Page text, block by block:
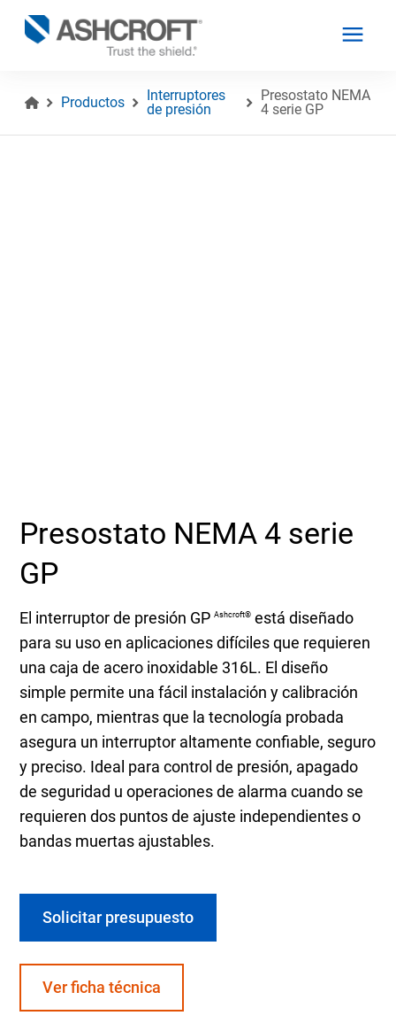
Carreras profesionales
Póngase en contacto
Solicitar cotización
Productos
Interruptores
de presión
Presostato NEMA
4 serie GP
Presostato NEMA 4 serie
GP
El interruptor de presión GPAshcroft® está diseñado
para su uso en aplicaciones difíciles que requieren
una caja de acero inoxidable 316L. El diseño
simple permite una fácil instalación y calibración
en campo, mientras que la tecnología probada
asegura un interruptor altamente confiable, seguro
y preciso. Ideal para control de presión, apagado
de seguridad u operaciones de alarma cuando se
requieren dos puntos de ajuste independientes o
bandas muertas ajustables.
Solicitar presupuesto
Ver ficha técnica